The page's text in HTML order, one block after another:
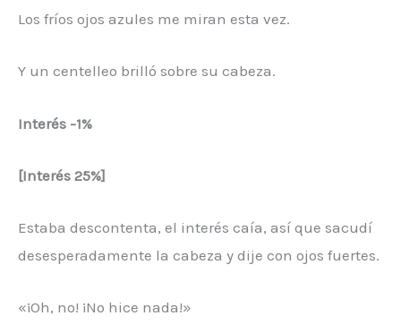
Los fríos ojos azules me miran esta vez.
Y un centelleo brilló sobre su cabeza.
Interés -1%
[Interés 25%]
Estaba descontenta, el interés caía, así que sacudí
desesperadamente la cabeza y dije con ojos fuertes.
«¡Oh, no! ¡No hice nada!»